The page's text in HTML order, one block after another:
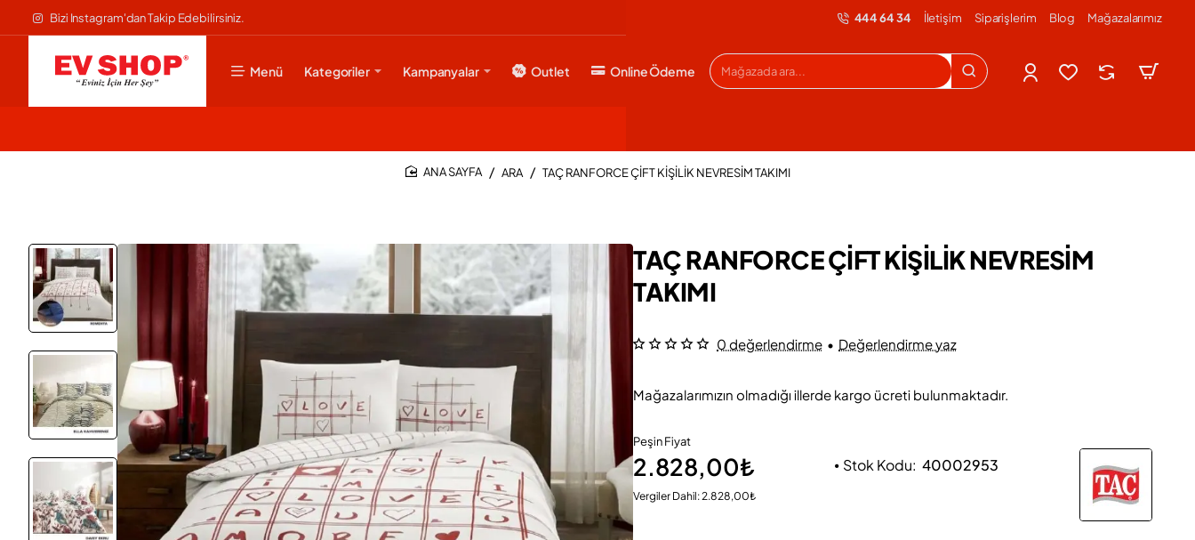
Bizi Instagram'dan Takip Edebilirsiniz. 444 64 34 İletişim Siparişlerim Blog Mağazalarımız
Menü Kategoriler Kampanyalar Outlet Online Ödeme
Mağazada
ara...
ARA TAÇ RANFORCE ÇİFT KİŞİLİK NEVRESİM TAKIMI
TAÇ RANFORCE ÇİFT KİŞİLİK NEVRESİM
TAKIMI
Mağazalarımızın olmadığı illerde kargo ücreti bulunmaktadır.
0 değerlendirme • Değerlendirme yaz
Peşin Fiyat
2.828,00₺
Vergiler Dahil: 2.828,00₺
Stok Kodu: 40002953